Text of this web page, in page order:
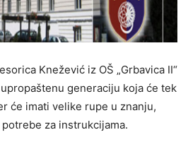
Knežević iz OŠ „Grbavica II“
generaciju koja će tek
će imati velike rupe u znanju,
za instrukcijama.